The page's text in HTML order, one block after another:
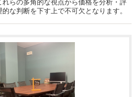
らの多角的な視点から価格を分析・評
な判断を下す上で不可欠となります。